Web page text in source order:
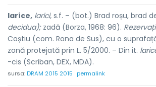
laríce, larici, s.f. – (bot.) Brad roșu, brad
decidua);zadă (Borza, 1968: 96).
Coștiu (com. Rona de Sus), cu o
zonă protejată prin L. 5/2000. – Din it.
-cis (Scriban, DEX, MDA).
sursa:DRAM 2015 2015 permalink